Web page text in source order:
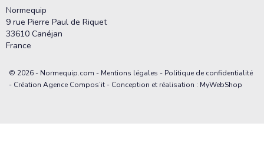
Normequip
9 rue Pierre Paul de Riquet
33610 Canéjan
France
© 2026 - Normequip.com - Mentions légales - Politique de confidentialité
- Création Agence Compos’it - Conception et réalisation : MyWebShop